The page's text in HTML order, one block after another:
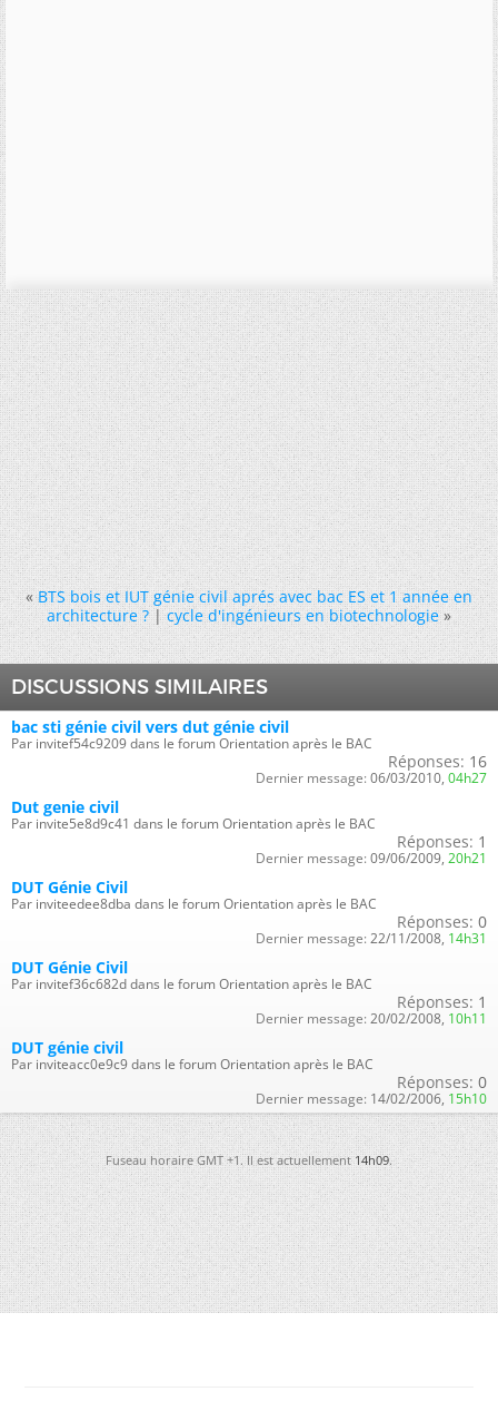
« BTS bois et IUT génie civil aprés avec bac ES et 1 année en
architecture ?|cycle d'ingénieurs en biotechnologie »
DISCUSSIONS SIMILAIRES
bac sti génie civil vers dut génie civil
Par invitef54c9209 dans le forum Orientation après le BAC
Réponses: 16
Dernier message: 06/03/2010, 04h27
Dut genie civil
Par invite5e8d9c41 dans le forum Orientation après le BAC
Réponses: 1
Dernier message: 09/06/2009, 20h21
DUT Génie Civil
Par inviteedee8dba dans le forum Orientation après le BAC
Réponses: 0
Dernier message: 22/11/2008, 14h31
DUT Génie Civil
Par invitef36c682d dans le forum Orientation après le BAC
Réponses: 1
Dernier message: 20/02/2008, 10h11
DUT génie civil
Par inviteacc0e9c9 dans le forum Orientation après le BAC
Réponses: 0
Dernier message: 14/02/2006, 15h10
Fuseau horaire GMT +1. Il est actuellement14h09.